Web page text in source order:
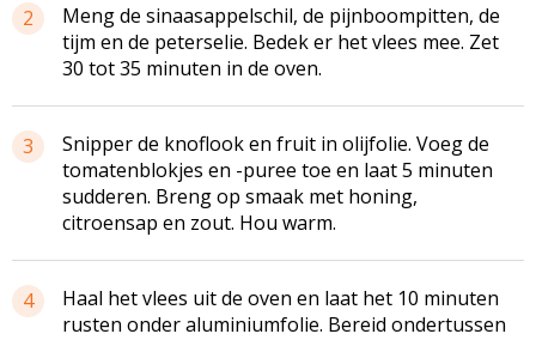
2
Meng de sinaasappelschil, de pijnboompitten, de
tijm en de peterselie. Bedek er het vlees mee. Zet
30 tot 35 minuten in de oven.
3
Snipper de knoflook en fruit in olijfolie. Voeg de
tomatenblokjes en -puree toe en laat 5 minuten
sudderen. Breng op smaak met honing,
citroensap en zout. Hou warm.
4
Haal het vlees uit de oven en laat het 10 minuten
rusten onder aluminiumfolie. Bereid ondertussen